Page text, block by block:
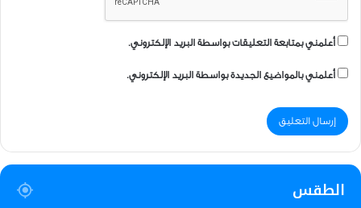
أعلمني بمتابعة التعليقات بواسطة البريد الإلكتروني.
أعلمني بالمواضيع الجديدة بواسطة البريد الإلكتروني.
الطقس